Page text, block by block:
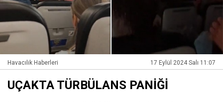
Havacılık Haberleri 17 Eylül 2024 Salı 11:07
UÇAKTA TÜRBÜLANS PANİĞİ